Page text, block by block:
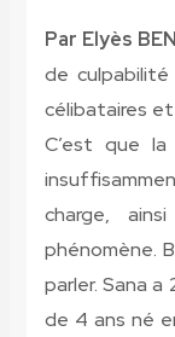
Par Elyès
de
célibataires
C’est que
charge,
phénomène.
parler. Sana
de 4 ans né